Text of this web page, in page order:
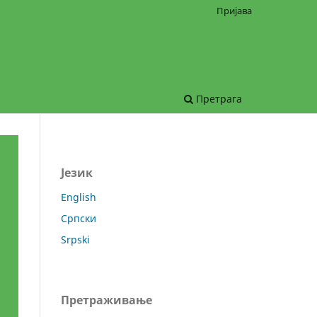
Претрага
Пријава
Језик
English
Српски
Srpski
Претраживање